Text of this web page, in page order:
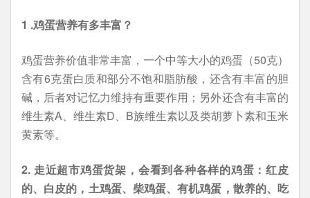
1 .鸡蛋营养有多丰富？
鸡蛋营养价值非常丰富，一个中等大小的鸡蛋（50克）
含有6克蛋白质和部分不饱和脂肪酸，还含有丰富的胆
碱，后者对记忆力维持有重要作用；另外还含有丰富的
维生素A、维生素D、B族维生素以及类胡萝卜素和玉米
黄素等。
2. 走近超市鸡蛋货架，会看到各种各样的鸡蛋：红皮
的、白皮的，土鸡蛋、柴鸡蛋、有机鸡蛋，散养的、吃